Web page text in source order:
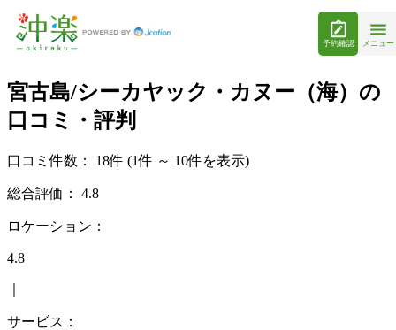
予約確認 メニュー
宮古島/シーカヤック・カヌー（海）の
口コミ・評判
口コミ件数： 18件 (1件 ～ 10件を表示)
総合評価： 4.8
ロケーション：
4.8
サービス：